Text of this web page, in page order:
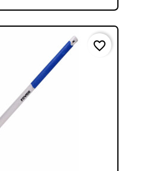
favorite_border